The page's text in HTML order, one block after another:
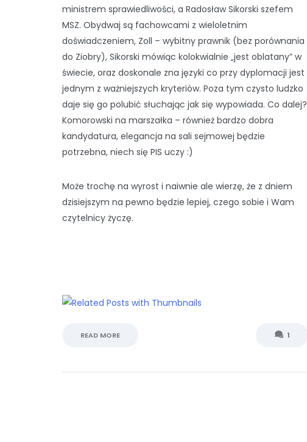
ministrem sprawiedliwości, a Radosław Sikorski szefem
MSZ. Obydwaj są fachowcami z wieloletnim
doświadczeniem, Zoll – wybitny prawnik (bez porównania
do Ziobry), Sikorski mówiąc kolokwialnie „jest oblatany” w
świecie, oraz doskonale zna języki co przy dyplomacji jest
jednym z ważniejszych kryteriów. Poza tym czysto ludzko
daje się go polubić słuchając jak się wypowiada. Co dalej?
Komorowski na marszałka – również bardzo dobra
kandydatura, elegancja na sali sejmowej będzie
potrzebna, niech się PIS uczy :)
Może trochę na wyrost i naiwnie ale wierzę, że z dniem
dzisiejszym na pewno będzie lepiej, czego sobie i Wam
czytelnicy życzę.
READ MORE 1